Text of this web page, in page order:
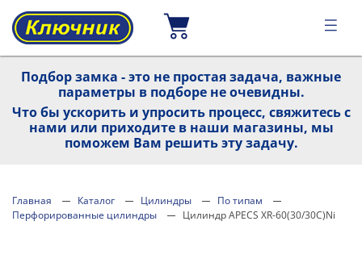
Подбор замка - это не простая задача, важные
параметры в подборе не очевидны.
Что бы ускорить и упросить процесс, свяжитесь с
нами или приходите в наши магазины, мы
поможем Вам решить эту задачу.
Главная Каталог Цилиндры
По типам
Перфорированные цилиндры
Цилиндр APECS XR-60(30/30C)Ni